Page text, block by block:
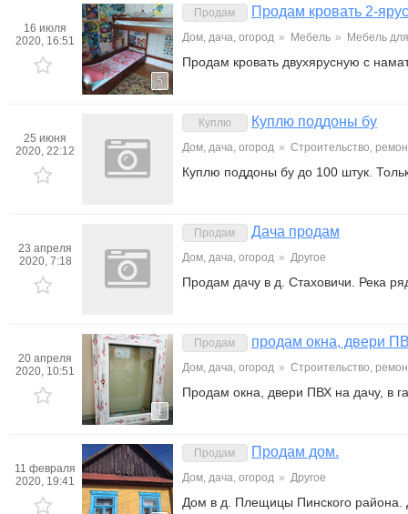
16 июля
2020, 16:51
5
Продам Продам кровать 2-
Дом, дача, огород » Мебель » Мебель
Продам кровать двухярусную с
25 июня
2020, 22:12
Куплю Куплю поддоны бу
Дом, дача, огород » Строительство,
Куплю поддоны бу до 100 штук.
23 апреля
2020, 7:18
Продам Дача продам
Дом, дача, огород » Другое
Продам дачу в д. Стаховичи. Река
20 апреля
2020, 10:51
1
Продам продам окна, двери
Дом, дача, огород » Строительство,
Продам окна, двери ПВХ на дачу, в
11 февраля
2020, 19:41
Продам Продам дом.
Дом, дача, огород » Другое
Дом в д. Плещицы Пинского